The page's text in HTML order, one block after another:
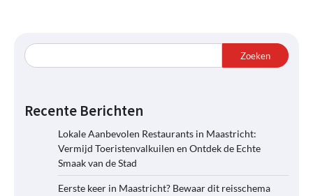
Zoeken
Recente Berichten
Lokale Aanbevolen Restaurants in Maastricht:
Vermijd Toeristenvalkuilen en Ontdek de Echte
Smaak van de Stad
Eerste keer in Maastricht? Bewaar dit reisschema